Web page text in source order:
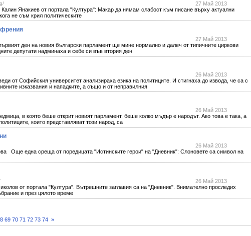
27 Май 2013
Калин Янакиев от портала "Култура": Макар да нямам слабост към писане върху актуални
не съм крил политическите
27 Май 2013
ден на новия български парламент ще мине нормално и далеч от типичните циркови
депутати надминаха и себе си във втория ден
26 Май 2013
Софийския университет анализираха езика на политиците. И стигнаха до извода, че са с
изказвания и нападките, а също и от неправилния
26 Май 2013
в която беше открит новият парламент, беше колко мъдър е народът. Ако това е така, а
които представляват този народ, са
26 Май 2013
Още една среща от поредицата "Истинските герои" на "Дневник": Слоновете са символ на
26 Май 2013
от портала "Култура". Вътрешните заглавия са на "Дневник". Внимателно проследих
и през цялото време
69 70 71 72 73 74 »